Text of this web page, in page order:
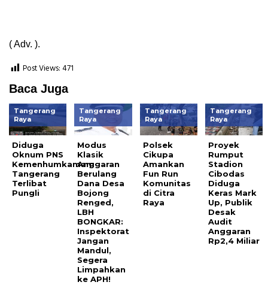
( Adv. ).
Post Views:471
Baca Juga
Tangerang
Raya
Diduga
Oknum PNS
Kemenhumkamam
Tangerang
Terlibat
Pungli
Tangerang
Raya
Modus
Klasik
Anggaran
Berulang
Dana Desa
Bojong
Renged,
LBH
BONGKAR:
Inspektorat
Jangan
Mandul,
Segera
Limpahkan
ke APH!
Tangerang
Raya
Polsek
Cikupa
Amankan
Fun Run
Komunitas
di Citra
Raya
Tangerang
Raya
Proyek
Rumput
Stadion
Cibodas
Diduga
Keras Mark
Up, Publik
Desak
Audit
Anggaran
Rp2,4 Miliar